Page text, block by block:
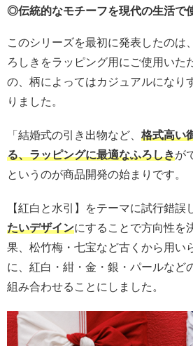
◎伝統的なモチーフを現代の生活で
このシリーズを最初に発表したのは
ろしきをラッピング用にご使用いた
の、柄によってはカジュアルになり
りました。
「結婚式の引き出物など、 格式高い
る、ラッピングに最適なふろしきが
というのが商品開発の始まりです。
【紅白と水引】をテーマに試行錯誤
たいデザインにすることで方向性を
果、松竹梅・七宝など古くから用い
に、紅白・紺・金・銀・パールなど
組み合わせることにしました。